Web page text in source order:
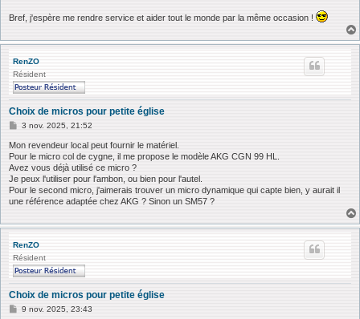
Bref, j'espère me rendre service et aider tout le monde par la même occasion !
RenZO
Résident
Choix de micros pour petite église
M
s
s
g
e
3 nov. 2025, 21:52
Mon revendeur local peut fournir le matériel.
Pour le micro col de cygne, il me propose le modèle AKG CGN 99 HL.
Avez vous déjà utilisé ce micro ?
Je peux l'utiliser pour l'ambon, ou bien pour l'autel.
Pour le second micro, j'aimerais trouver un micro dynamique qui capte bien, y aurait il
une référence adaptée chez AKG ? Sinon un SM57 ?
RenZO
Résident
Choix de micros pour petite église
M9 nov. 2025, 23:43